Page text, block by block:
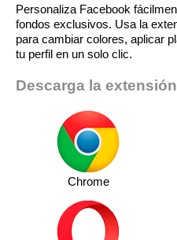
Personaliza Facebook
fondos exclusivos. Usa la
para cambiar colores, aplicar
tu perfil en un solo clic.
Descarga la
Chrome